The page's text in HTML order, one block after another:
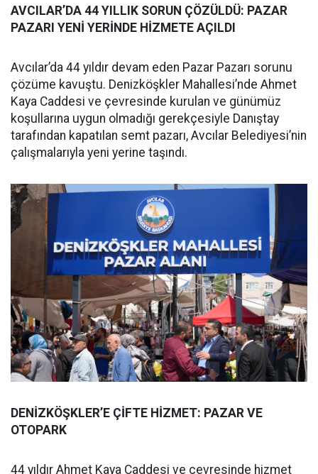
AVCILAR’DA 44 YILLIK SORUN ÇÖZÜLDÜ: PAZAR
PAZARI YENİ YERİNDE HİZMETE AÇILDI
Avcılar’da 44 yıldır devam eden Pazar Pazarı sorunu
çözüme kavuştu. Denizköşkler Mahallesi’nde Ahmet
Kaya Caddesi ve çevresinde kurulan ve günümüz
koşullarına uygun olmadığı gerekçesiyle Danıştay
tarafından kapatılan semt pazarı, Avcılar Belediyesi’nin
çalışmalarıyla yeni yerine taşındı.
DENİZKÖŞKLER’E ÇİFTE HİZMET: PAZAR VE
OTOPARK
44 yıldır Ahmet Kaya Caddesi ve çevresinde hizmet